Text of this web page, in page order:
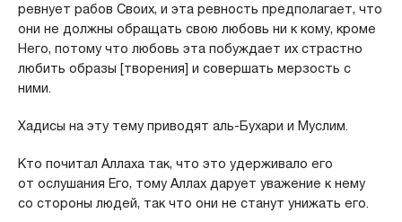
ревнует рабов Своих, и эта ревность предполагает, что
они не должны обращать свою любовь ни к кому, кроме
Него, потому что любовь эта побуждает их страстно
любить образы [творения] и совершать мерзость с
ними.
Хадисы на эту тему приводят аль-Бухари и Муслим.
Кто почитал Аллаха так, что это удерживало его
от ослушания Его, тому Аллах дарует уважение к нему
со стороны людей, так что они не станут унижать его.